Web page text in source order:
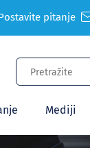
pitanje
Mediji